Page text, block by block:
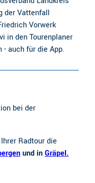
der Vattenfall
Vorwerk
in den Tourenplaner
auch für die App.
bei der
Ihrer Radtour die
und inGräpel.